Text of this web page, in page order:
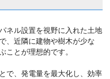
ネル設置を視野に入れた土地
、近隣に建物や樹木が少な
ことが理想的です。
で、発電量を最大化し、効率